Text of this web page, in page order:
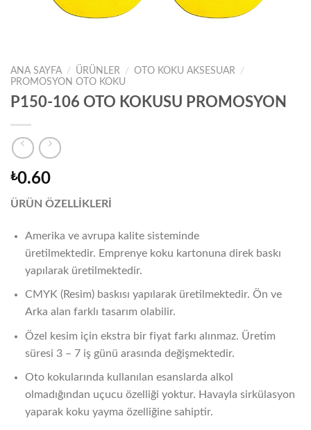
ANA SAYFA / ÜRÜNLER / OTO KOKU AKSESUAR /
PROMOSYON OTO KOKU
P150-106 OTO KOKUSU PROMOSYON
₺0.60
ÜRÜN ÖZELLİKLERİ
Amerika ve avrupa kalite sisteminde
üretilmektedir. Emprenye koku kartonuna direk baskı
yapılarak üretilmektedir.
CMYK (Resim) baskısı yapılarak üretilmektedir. Ön ve
Arka alan farklı tasarım olabilir.
Özel kesim için ekstra bir fiyat farkı alınmaz. Üretim
süresi 3 – 7 iş günü arasında değişmektedir.
Oto kokularında kullanılan esanslarda alkol
olmadığından uçucu özelliği yoktur. Havayla sirkülasyon
yaparak koku yayma özelliğine sahiptir.